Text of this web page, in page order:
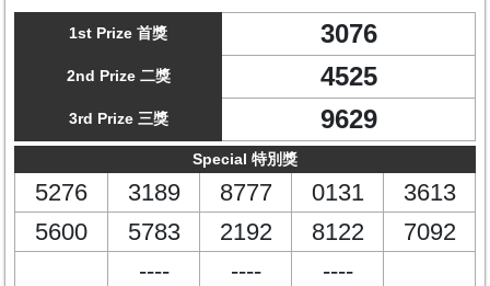
1st Prize 首獎 3076
2nd Prize 二獎 4525
3rd Prize 三獎 9629
Special 特別獎
5276 3189 8777 0131
3613
5600
5783 2192 8122
7092
----
---- ----